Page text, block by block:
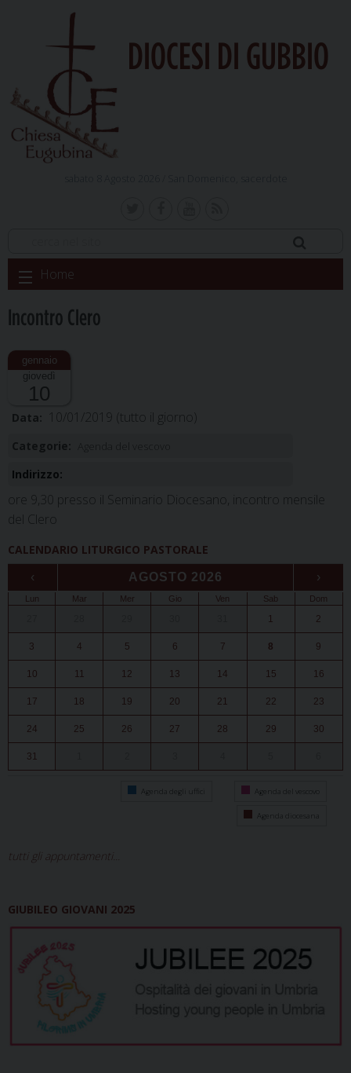
DIOCESI DI GUBBIO
Skip
to
Home
Incontro Clero
giovedì
10
Data: 10/01/2019 (tutto il giorno)
Categorie:
Indirizzo:
ore 9,30 presso il Seminario Diocesano, incontro mensile
del Clero
CALENDARIO LITURGICO PASTORALE
‹ AGOSTO 2026 ›
Lun Mar Mer Gio Ven Sab Dom
1 2
3 4 5 6 7 8 9
10 11 12 13 14 15 16
17 18 19 20 21 22 23
24 25 26 27 28 29 30
31
Agenda degli uffici Agenda del vescovo
Agenda diocesana
tutti gli appuntamenti...
GIUBILEO GIOVANI 2025